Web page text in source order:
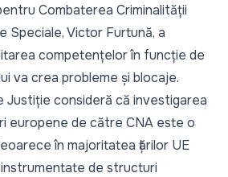
Combaterea Criminalității
Speciale, Victor Furtună, a
competențelor în funcție de
va crea probleme și blocaje.
Justiție consideră că investigarea
europene de către CNA este o
în majoritatea țărilor UE
de structuri